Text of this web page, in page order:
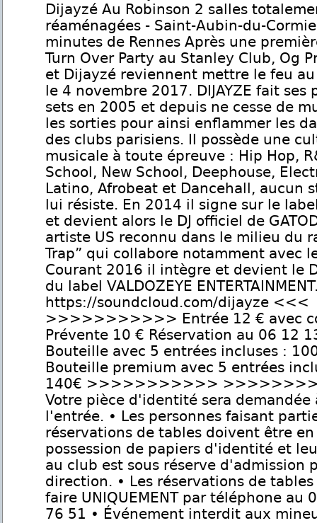
Dijayzé Au Robinson 2 salles
réaménagées - Saint-Aubin-du-
minutes de Rennes Après une
Turn Over Party au Stanley Club, Og
et Dijayzé reviennent mettre le feu au
le 4 novembre 2017. DIJAYZE fait ses
sets en 2005 et depuis ne cesse de
les sorties pour ainsi enflammer les
des clubs parisiens. Il possède une
musicale à toute épreuve : Hip Hop,
School, New School, Deephouse,
Latino, Afrobeat et Dancehall, aucun
lui résiste. En 2014 il signe sur le
et devient alors le DJ officiel de
artiste US reconnu dans le milieu du
Trap” qui collabore notamment avec
Courant 2016 il intègre et devient le
du label VALDOZEYE
https://soundcloud.com/dijayze <<<
>>>>>>>>>>> Entrée 12 € avec
Prévente 10 € Réservation au 06 12
Bouteille avec 5 entrées incluses :
Bouteille premium avec 5 entrées
140€ >>>>>>>>>>>
Votre pièce d'identité sera demandée
l'entrée. • Les personnes faisant
réservations de tables doivent être en
possession de papiers d'identité et
au club est sous réserve d'admission
direction. • Les réservations de tables
faire UNIQUEMENT par téléphone au
76 51 • Événement interdit aux